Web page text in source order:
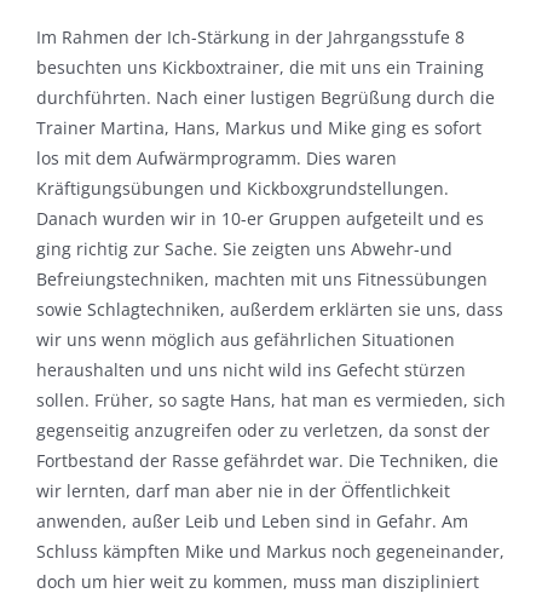
Im Rahmen der Ich-Stärkung in der Jahrgangsstufe 8
besuchten uns Kickboxtrainer, die mit uns ein Training
durchführten. Nach einer lustigen Begrüßung durch die
Trainer Martina, Hans, Markus und Mike ging es sofort
los mit dem Aufwärmprogramm. Dies waren
Kräftigungsübungen und Kickboxgrundstellungen.
Danach wurden wir in 10-er Gruppen aufgeteilt und es
ging richtig zur Sache. Sie zeigten uns Abwehr-und
Befreiungstechniken, machten mit uns Fitnessübungen
sowie Schlagtechniken, außerdem erklärten sie uns, dass
wir uns wenn möglich aus gefährlichen Situationen
heraushalten und uns nicht wild ins Gefecht stürzen
sollen. Früher, so sagte Hans, hat man es vermieden, sich
gegenseitig anzugreifen oder zu verletzen, da sonst der
Fortbestand der Rasse gefährdet war. Die Techniken, die
wir lernten, darf man aber nie in der Öffentlichkeit
anwenden, außer Leib und Leben sind in Gefahr. Am
Schluss kämpften Mike und Markus noch gegeneinander,
doch um hier weit zu kommen, muss man diszipliniert